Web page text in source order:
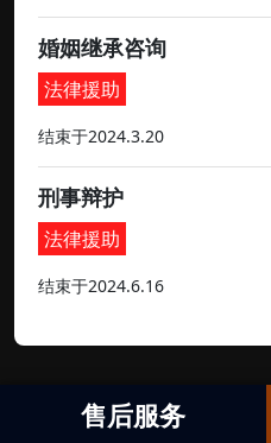
婚姻继承咨询
法律援助
结束于2024.3.20
刑事辩护
法律援助
结束于2024.6.16
售后服务